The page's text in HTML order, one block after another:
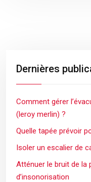
Dernières
Comment gérer
(leroy merlin) ?
Quelle tapée prévoir
Isoler un escalier de
Atténuer le bruit de la
d’insonorisation